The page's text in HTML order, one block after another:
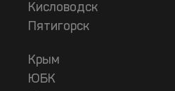
Кисловодск
Пятигорск
Крым
ЮБК